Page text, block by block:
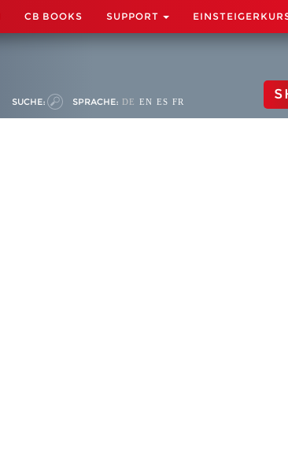
CB BOOKS SUPPORT
SUCHE: SPRACHE: DE EN ES FR